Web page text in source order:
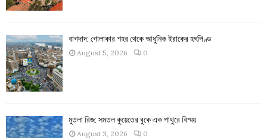
বাগদাদ: গোলাকার শহর থেকে আধুনিক ইরাকের হৃৎপিণ্ড
August 5, 2026 0
মুতলা রিজ: সমতল কুয়েতের বুকে এক পাথুরে বিস্ময়
August 3, 2026 0